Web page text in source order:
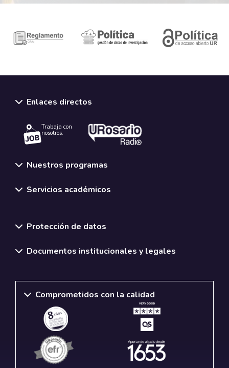
Enlaces directos
Trabaja con
nosotros.
Nuestros programas
Servicios académicos
Protección de datos
Documentos institucionales y legales
Comprometidos con la calidad